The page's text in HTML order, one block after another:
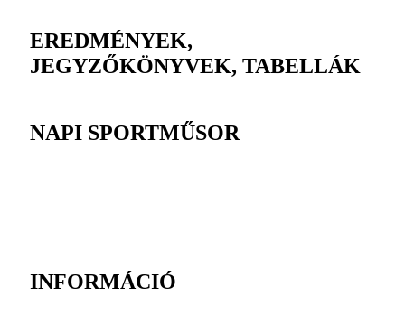
EREDMÉNYEK,
JEGYZŐKÖNYVEK, TABELLÁK
NAPI SPORTMŰSOR
INFORMÁCIÓ